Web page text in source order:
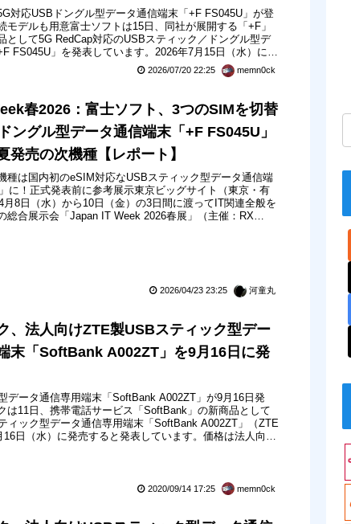
対応USBドングル型データ通信端末「+F FS045U」が登
モデルも用意富士ソフトは15日、同社が展開する「+F」
として5G RedCap対応のUSBスティック／ドングル型デ
FS045U」を発表しています。2026年7月15日（水）に発
ガイアースネットショップおよびダイワボウ情報システ
ランニング、Global Gateway、SB C&S、TD SYNNEX
2026/07/20 22:25 memn0ck
春2026：富士ソフト、3つのSIMを切替
ングル型データ通信端末「+F FS045U」
発売の次機種【レポート】
種は国内初のeSIM対応なUSBスティック型データ通信端
に！正式発表前に参考展示東京ビッグサイト（東京・有
月8日（水）から10日（金）の3日間に渡ってIT関連全般を
総合展示会「Japan IT Week 2026春展」（主催：RX
2026/04/23 23:25 河童丸
、法人向けZTE製USBスティック型デー
末「SoftBank A002ZT」を9月16日に発
データ通信専用端末「SoftBank A002ZT」が9月16日発
は11日、携帯電話サービス「SoftBank」の新商品として
ィック型データ通信専用端末「SoftBank A002ZT」（ZTE
日（水）に発売すると発表しています。価格は法人向け
2020/09/14 17:25 memn0ck